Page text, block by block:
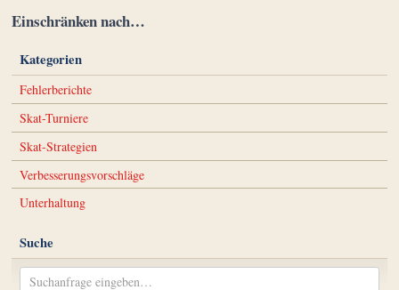
Einschränken nach…
Kategorien
Fehlerberichte
Skat-Turniere
Skat-Strategien
Verbesserungsvorschläge
Unterhaltung
Suche